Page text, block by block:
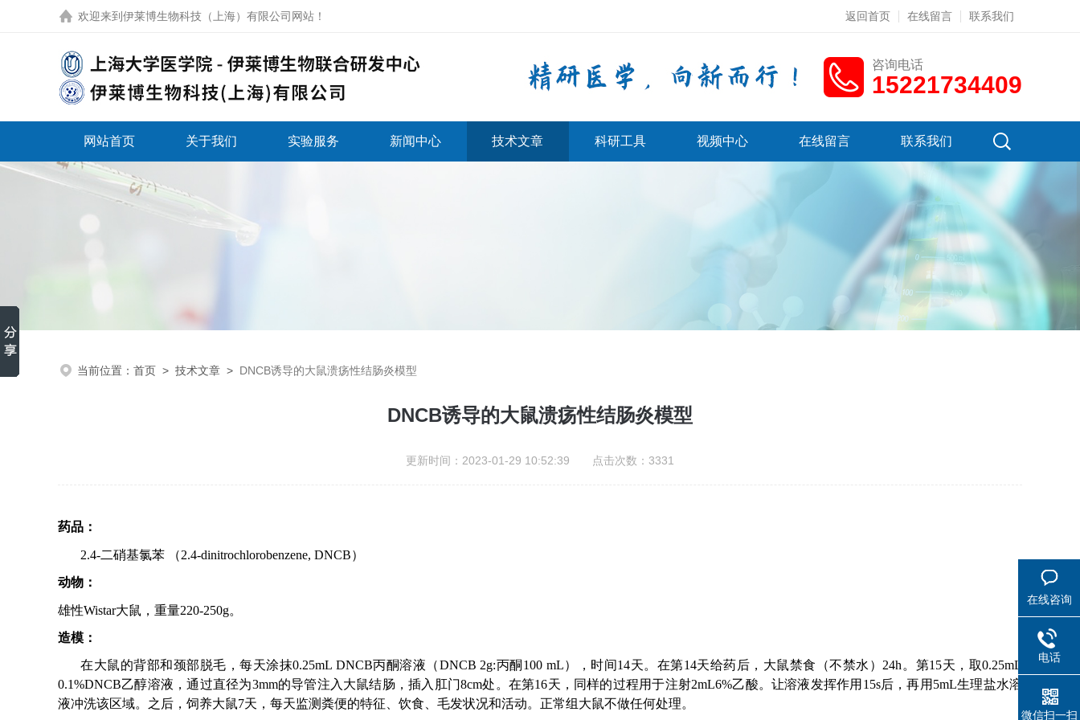
欢迎来到 伊莱博生物科技（上海）有限公司网站 ！ 返回首页 在线留言 联系我们
咨询电话
15221734409
网站首页 关于我们 实验服务 新闻中心 技术文章 科研工具 视频中心 在线留言 联系我们
当前位置： 首页 > 技术文章 > DNCB诱导的大鼠溃疡性结肠炎模型
DNCB诱导的大鼠溃疡性结肠炎模型
更新时间：2023-01-29 10:52:39 点击次数：3331
药品：
2.4-二硝基氯苯 （2.4-dinitrochlorobenzene, DNCB）
动物：
雄性Wistar大鼠，重量220-250g。
造模：
在大鼠的背部和颈部脱毛，每天涂抹0.25mL DNCB丙酮溶液（DNCB 2g:丙酮 100 mL），时间14天。在第14天给药后，大鼠禁食（不禁水） 24h 。第15天，取0.25mL
0.1%DNCB乙醇溶液，通过直径为3mm的导管注入大鼠结肠，插入肛门8cm处。在第16天，同样的过程用于注射2mL6%乙酸。让溶液发挥作用 15s后，再用 5mL生理盐水溶
液冲洗该区域。之后，饲养大鼠7天，每天监测粪便的特征、饮食、毛发状况和活动。正常组大鼠不做任何处理。
在线咨询
电话
微信扫一扫